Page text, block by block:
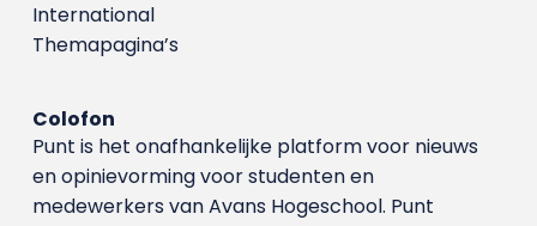
International
Themapagina’s
Colofon
Punt is het onafhankelijke platform voor nieuws
en opinievorming voor studenten en
medewerkers van Avans Hoge­school. Punt